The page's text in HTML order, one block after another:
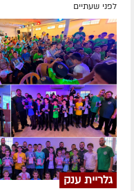
לפני שעתיים
גלריית ענק